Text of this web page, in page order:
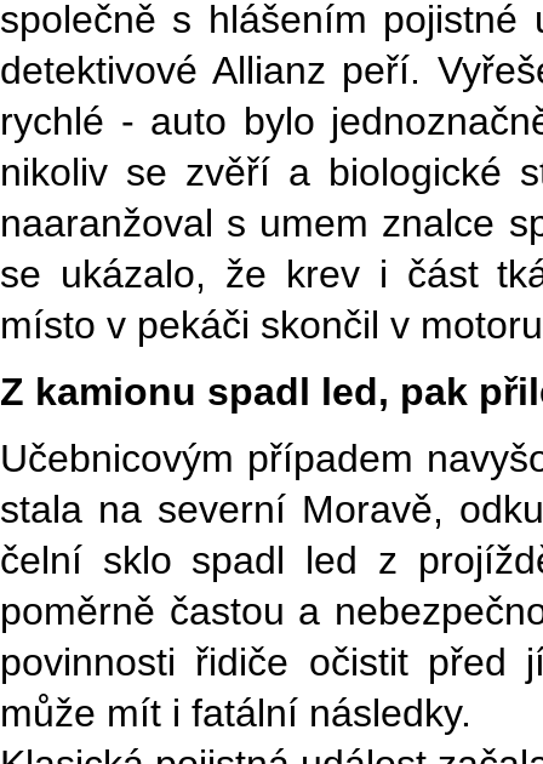
společně s hlášením pojistné
detektivové Allianz peří.
rychlé - auto bylo
nikoliv se zvěří a biologické
naaranžoval s umem znalce
se ukázalo, že krev i část
místo v pekáči skončil v
Z kamionu spadl led, pak
Učebnicovým případem
stala na severní Moravě,
čelní sklo spadl led z
poměrně častou a
povinnosti řidiče očistit před
může mít i fatální následky.